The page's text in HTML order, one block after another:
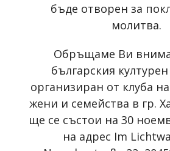
бъде отворен за
молитва.
Обръщаме Ви
българския
организиран от клуба
жени и семейства в гр.
ще се състои на 30
на адрес Im